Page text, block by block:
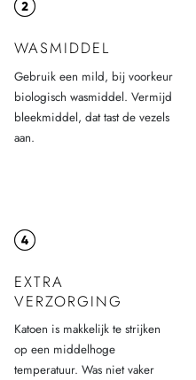
WASMIDDEL
Gebruik een mild, bij voorkeur
biologisch wasmiddel. Vermijd
bleekmiddel, dat tast de vezels
aan.
EXTRA
VERZORGING
Katoen is makkelijk te strijken
op een middelhoge
temperatuur. Was niet vaker